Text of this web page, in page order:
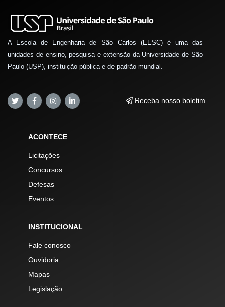
A Escola de Engenharia de São Carlos (EESC) é uma das
unidades de ensino, pesquisa e extensão da Universidade de São
Paulo (USP), instituição pública e de padrão mundial.
Receba nosso boletim
ACONTECE
Licitações
Concursos
Defesas
Eventos
INSTITUCIONAL
Fale conosco
Ouvidoria
Mapas
Legislação